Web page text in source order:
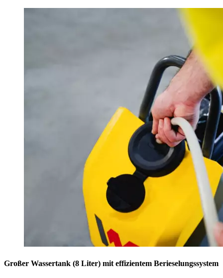
Großer Wassertank (8 Liter) mit effizientem Berieselungssystem